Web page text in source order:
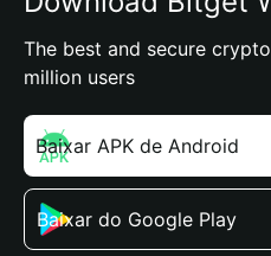
The best and secure
million users
Baixar APK de Android
Baixar do Google Play